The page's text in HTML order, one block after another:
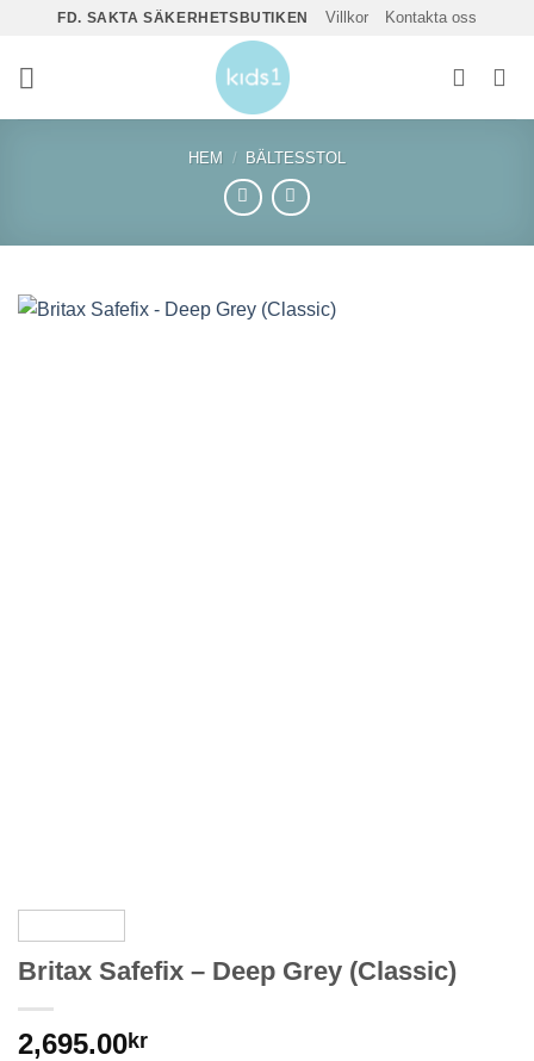
content
FD. SAKTA SÄKERHETSBUTIKEN Villkor Kontakta oss
HEM / BÄLTESSTOL
Britax Safefix – Deep Grey (Classic)
2,695.00kr